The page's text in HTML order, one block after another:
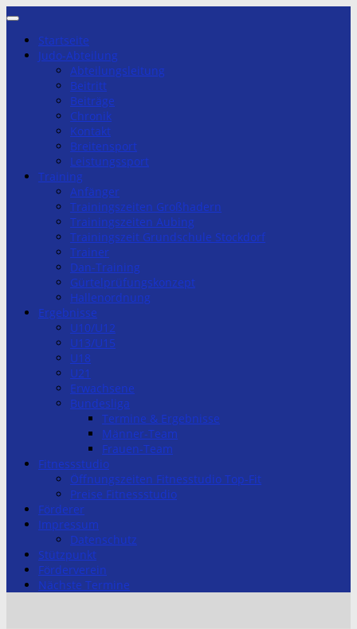
Zum
springenStartseite
Judo-Abteilung
Abteilungsleitung
Beitritt
Beiträge
Chronik
Kontakt
Breitensport
Leistungssport
Training
Anfänger
Trainingszeiten Großhadern
Trainingszeiten Aubing
Trainingszeit Grundschule Stockdorf
Trainer
Dan-Training
Gürtelprüfungskonzept
Hallenordnung
Ergebnisse
U10/U12
U13/U15
U18
U21
Erwachsene
Bundesliga
Termine & Ergebnisse
Männer-Team
Frauen-Team
Fitnessstudio
Öffnungszeiten Fitnesstudio Top-Fit
Preise Fitnessstudio
Förderer
Impressum
Datenschutz
Stützpunkt
Förderverein
Nächste Termine